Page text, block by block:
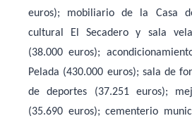
euros); mobiliario de la Casa
cultural El Secadero y sala
(38.000 euros);
Pelada (430.000 euros); sala de
de deportes (37.251 euros);
(35.690 euros); cementerio